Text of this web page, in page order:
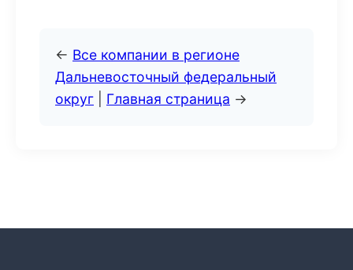
← Все компании в регионе
Дальневосточный федеральный
округ
Главная страница →